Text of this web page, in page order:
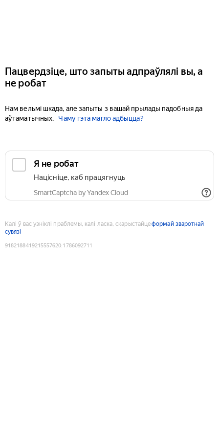
Пацвердзіце, што запыты адпраўлялі вы, а
не робат
Нам вельмі шкада, але запыты з вашай прылады падобныя да
аўтаматычных.
Чаму гэта магло адбыцца?
Я не робат
Націсніце, каб працягнуць
SmartCaptcha by Yandex Cloud
Калі ў вас узніклі праблемы, калі ласка, скарыстайцеформай зваротнай
сувязі
9182188419215557620:1786092711